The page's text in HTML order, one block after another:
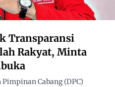
Transparansi
Rakyat, Minta
Cabang (DPC)